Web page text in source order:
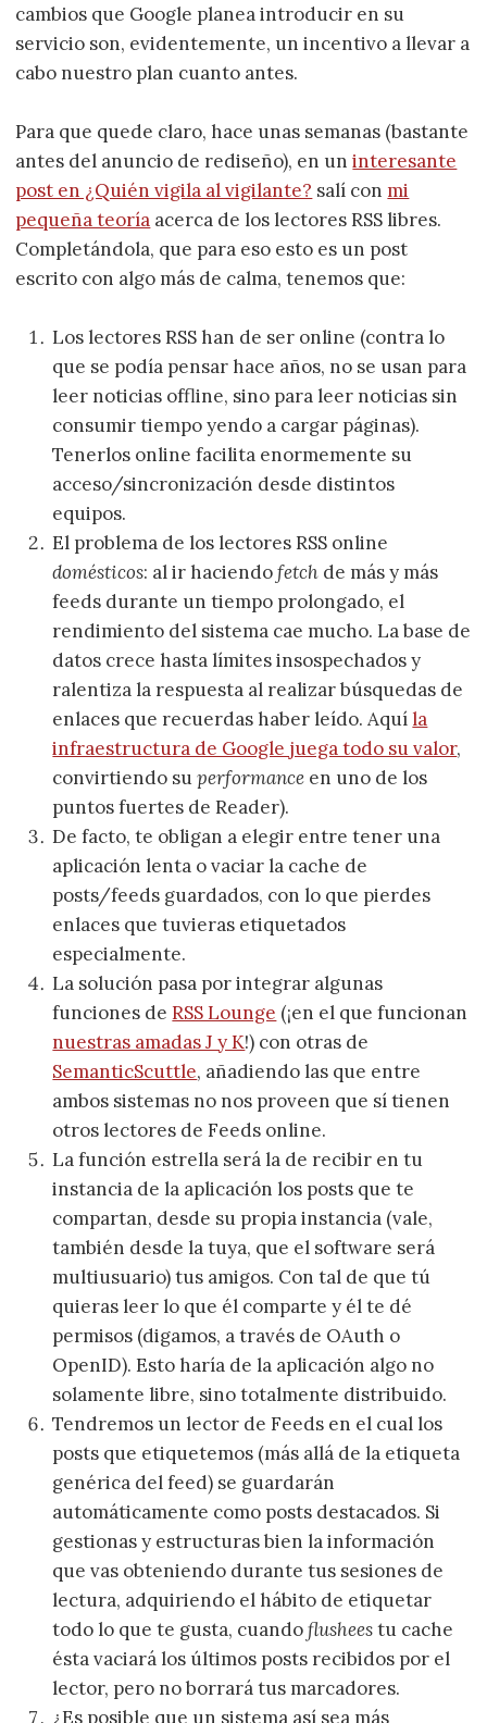
cambios que Google planea introducir en su
servicio son, evidentemente, un incentivo a llevar a
cabo nuestro plan cuanto antes.
Para que quede claro, hace unas semanas (bastante
antes del anuncio de rediseño), en uninteresante
post en ¿Quién vigila al vigilante? salí conmi
pequeña teoría acerca de los lectores RSS libres.
Completándola, que para eso esto es un post
escrito con algo más de calma, tenemos que:
Los lectores RSS han de ser online (contra lo
que se podía pensar hace años, no se usan para
leer noticias offline, sino para leer noticias sin
consumir tiempo yendo a cargar páginas).
Tenerlos online facilita enormemente su
acceso/sincronización desde distintos
equipos.
El problema de los lectores RSS online
domésticos: al ir haciendofetch de más y más
feeds durante un tiempo prolongado, el
rendimiento del sistema cae mucho. La base de
datos crece hasta límites insospechados y
ralentiza la respuesta al realizar búsquedas de
enlaces que recuerdas haber leído. Aquíla
infraestructura de Google juega todo su valor,
convirtiendo superformance en uno de los
puntos fuertes de Reader).
De facto, te obligan a elegir entre tener una
aplicación lenta o vaciar la cache de
posts/feeds guardados, con lo que pierdes
enlaces que tuvieras etiquetados
especialmente.
La solución pasa por integrar algunas
funciones deRSS Lounge (¡en el que funcionan
nuestras amadas J y K!) con otras de
SemanticScuttle, añadiendo las que entre
ambos sistemas no nos proveen que sí tienen
otros lectores de Feeds online.
La función estrella será la de recibir en tu
instancia de la aplicación los posts que te
compartan, desde su propia instancia (vale,
también desde la tuya, que el software será
multiusuario) tus amigos. Con tal de que tú
quieras leer lo que él comparte y él te dé
permisos (digamos, a través de OAuth o
OpenID). Esto haría de la aplicación algo no
solamente libre, sino totalmente distribuido.
Tendremos un lector de Feeds en el cual los
posts que etiquetemos (más allá de la etiqueta
genérica del feed) se guardarán
automáticamente como posts destacados. Si
gestionas y estructuras bien la información
que vas obteniendo durante tus sesiones de
lectura, adquiriendo el hábito de etiquetar
todo lo que te gusta, cuandoflusheestu cache
ésta vaciará los últimos posts recibidos por el
lector, pero no borrará tus marcadores.
¿Es posible que un sistema así sea más